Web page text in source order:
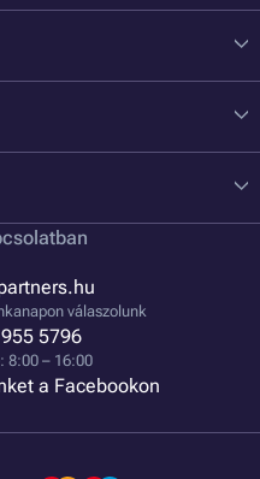
válaszolunk
5796
8:00 – 16:00
a Facebookon